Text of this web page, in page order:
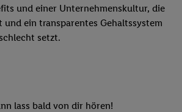
und einer Unternehmenskultur, die
ein transparentes Gehaltssystem
setzt.
lass bald von dir hören!